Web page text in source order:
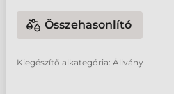
Összehasonlító
Kiegészítő alkategória: Állvány